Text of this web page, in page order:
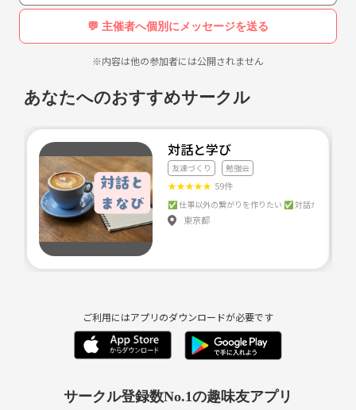
初心者から上級者まで、楽しく英語を学べるグループにしたいです。
まずはメンバーが何名か集まり次第開催したいと思いますので気軽に加
💬 主催者へ個別にメッセージを送る
※内容は他の参加者には公開されません
あなたへのおすすめサークル
対話と学び
友達づくり 勉強会
★★★★★ 59件
東京都
ご利用にはアプリのダウンロードが必要です
サークル登録数No.1の趣味友アプリ